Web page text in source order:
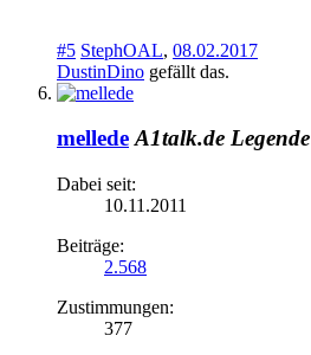
#5 StephOAL, 08.02.2017
DustinDino gefällt das.
mellede A1talk.de Legende
Dabei seit:
10.11.2011
Beiträge:
2.568
Zustimmungen:
377